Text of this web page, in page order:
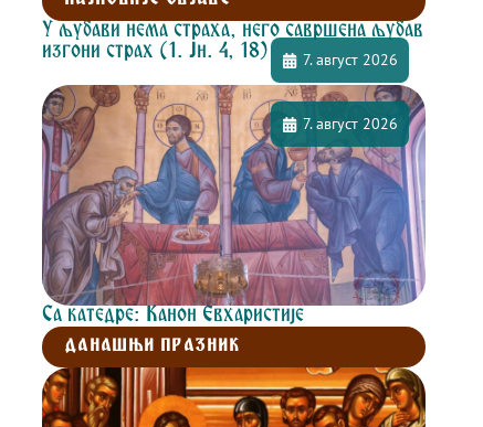
У љубави нема страха, него савршена љубав
изгони страх (1. Јн. 4, 18)
7. август 2026
Са катедре: Канон Евхаристије
7. август 2026
ДАНАШЊИ ПРАЗНИК